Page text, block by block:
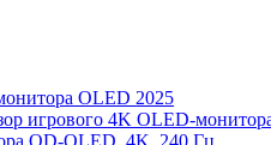
OLED 2025
игрового 4K OLED-
QD-OLED, 4K, 240 Гц